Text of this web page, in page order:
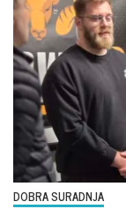
DOBRA SURADNJA